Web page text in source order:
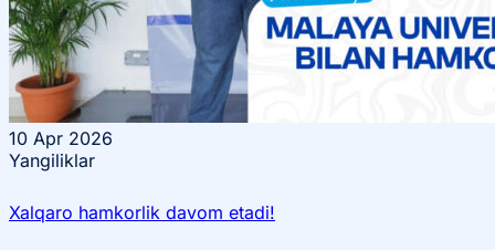
10 Apr 2026
Yangiliklar
Xalqaro hamkorlik davom etadi!